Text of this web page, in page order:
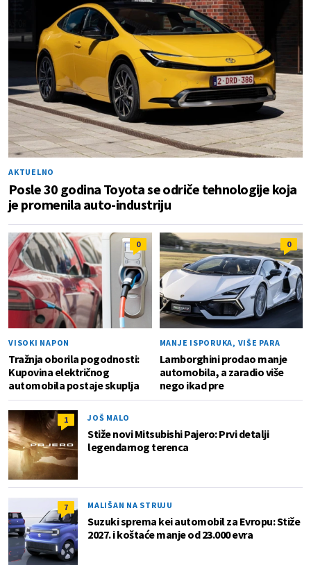
AKTUELNO
Posle 30 godina Toyota se odriče tehnologije koja
je promenila auto-industriju
0
VISOKI NAPON
Tražnja oborila pogodnosti:
Kupovina električnog
automobila postaje skuplja
0
MANJE ISPORUKA, VIŠE PARA
Lamborghini prodao manje
automobila, a zaradio više
nego ikad pre
1 JOŠ MALO
Stiže novi Mitsubishi Pajero: Prvi detalji
legendarnog terenca
7 MALIŠAN NA STRUJU
Suzuki sprema kei automobil za Evropu: Stiže
2027. i koštaće manje od 23.000 evra